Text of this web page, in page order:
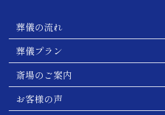
葬儀の流れ
葬儀プラン
斎場のご案内
お客様の声